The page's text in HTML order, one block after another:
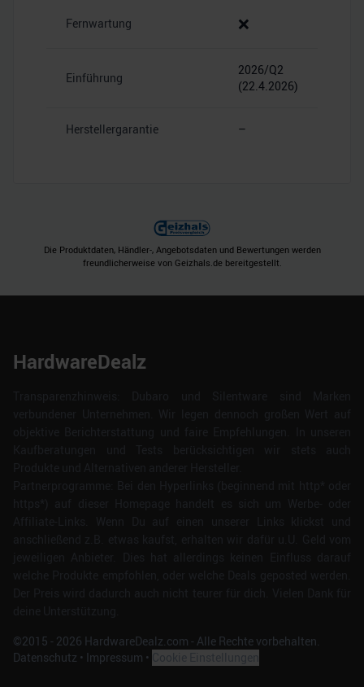
Fernwartung ❌
Einführung
2026/Q2
(22.4.2026)
Herstellergarantie –
Die Produktdaten, Händler-, Angebotsdaten und Bewertungen werden
freundlicherweise von Geizhals.de bereitgestellt.
HardwareDealz
©2015 - 2026 HardwareDealz.com - Alle Rechte vorbehalten.
Datenschutz • Impressum •